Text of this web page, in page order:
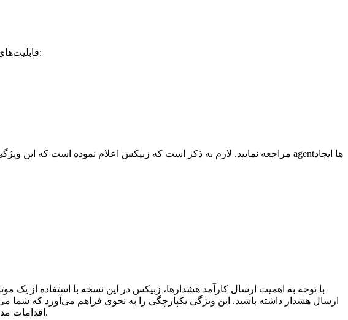
زبیکس در این نسخه از نسل جدید agentهای خود رونمایی کرد. zabbix_agent2 قابلیت‌های متعددی را در خود جای داده است از جمله:
با توجه به اهمیت ارسال کارآمد هشدارها، زبیکس در این نسخه با استفاده از یک
ارسال هشدار داشته باشید. این ویژگی یکپارچگی را به نحوی فراهم می‌آورد که شما
اقدامات عمل کنید.